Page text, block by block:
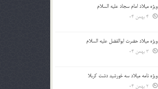
ویژه میلاد امام سجاد علیه السلام
ویژه میلاد حضرت ابوالفضل علیه السلام
ویژه نامه میلاد سه خورشید دشت کربلا